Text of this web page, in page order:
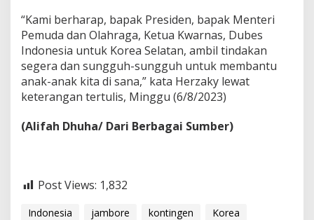
“Kami berharap, bapak Presiden, bapak Menteri
Pemuda dan Olahraga, Ketua Kwarnas, Dubes
Indonesia untuk Korea Selatan, ambil tindakan
segera dan sungguh-sungguh untuk membantu
anak-anak kita di sana,” kata Herzaky lewat
keterangan tertulis, Minggu (6/8/2023)
(Alifah Dhuha/ Dari Berbagai Sumber)
Post Views: 1,832
Indonesia jambore kontingen
Korea